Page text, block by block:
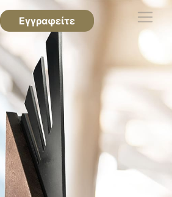
Εγγραφείτε